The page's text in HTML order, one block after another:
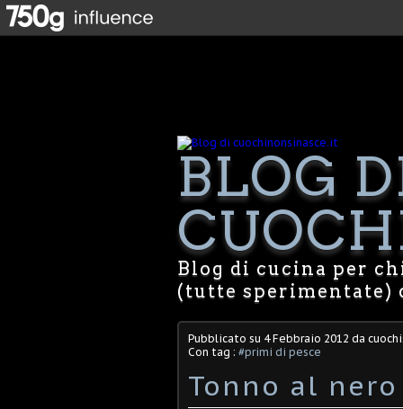
BLOG
Blog di cucina per
(tutte sperimentate)
Pubblicato su 4 Febbraio 2012 da
Con tag : #primi di pesce
Tonno al nero